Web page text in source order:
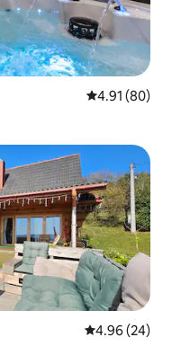
平均评分
4.91 (80)
平均评分 4.96
4.96 (24)